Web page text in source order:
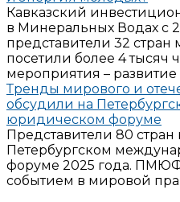
Кавказский
в Минеральных Водах с
представители 32
посетили более 4 тысяч
мероприятия – развитие
Тренды мирового и
обсудили на
юридическом форуме
Представители 80
Петербургском
форуме 2025 года.
событием в мировой